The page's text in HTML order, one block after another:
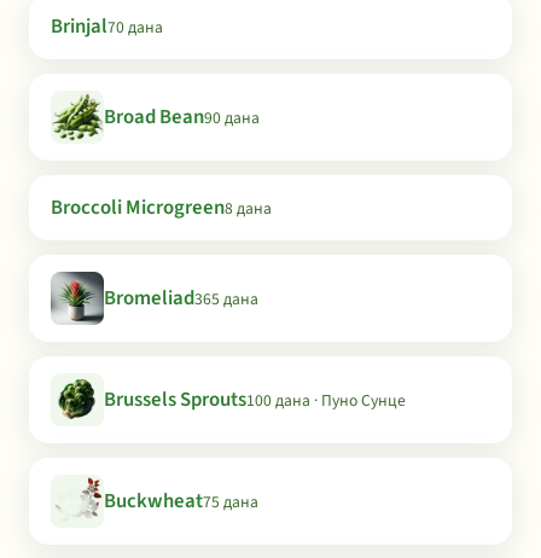
Brinjal70 дана
Broad Bean90 дана
Broccoli Microgreen8 дана
Bromeliad365 дана
Brussels Sprouts100 дана · Пуно Сунце
Buckwheat75 дана